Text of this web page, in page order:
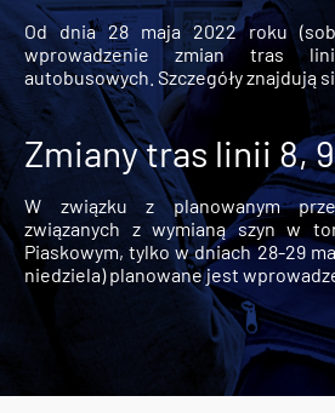
Od dnia 28 maja 2022 roku
wprowadzenie zmian tras
autobusowych. Szczegóły znajdują
Zmiany tras linii 8,
W związku z planowanym
związanych z wymianą szyn w
Piaskowym, tylko w dniach 28-29
niedziela) planowane jest